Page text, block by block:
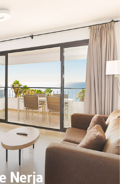
Nerja